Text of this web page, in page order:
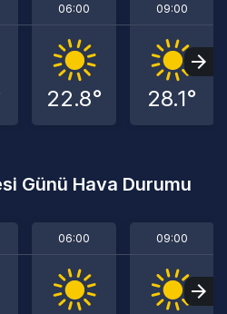
06:00
22.8°
09:00
28.1°
Günü Hava Durumu
06:00 09:00